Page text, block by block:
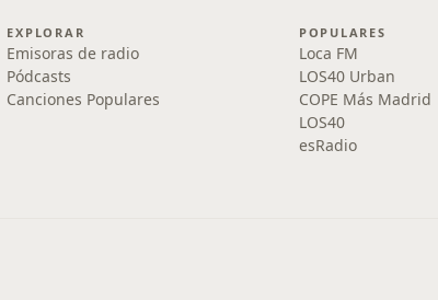
EXPLORAR
Emisoras de radio
Pódcasts
Canciones Populares
POPULARES
Loca FM
LOS40 Urban
COPE Más Madrid
LOS40
esRadio